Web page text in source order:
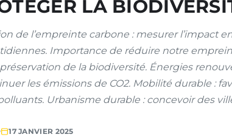
LA
de l’empreinte carbone : mesurer l’impact
Importance de réduire notre
de la biodiversité. Énergies
les émissions de CO2. Mobilité durable :
Urbanisme durable : concevoir des
17 JANVIER 2025